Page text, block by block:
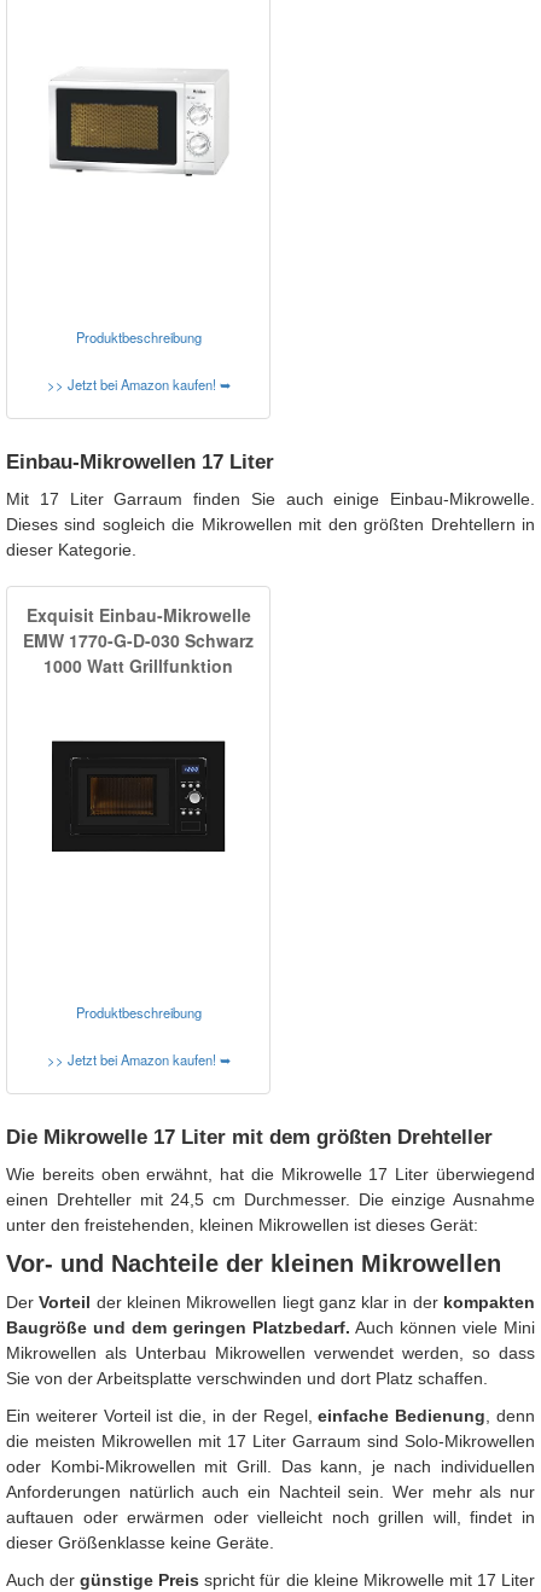
Produktbeschreibung
>> Jetzt bei Amazon kaufen! ➥
Einbau-Mikrowellen 17 Liter
Mit 17 Liter Garraum finden Sie auch einige Einbau-Mikrowelle.
Dieses sind sogleich die Mikrowellen mit den größten Drehtellern in
dieser Kategorie.
Exquisit Einbau-Mikrowelle
EMW 1770-G-D-030 Schwarz
1000 Watt Grillfunktion
Produktbeschreibung
>> Jetzt bei Amazon kaufen! ➥
Die Mikrowelle 17 Liter mit dem größten Drehteller
Wie bereits oben erwähnt, hat die Mikrowelle 17 Liter überwiegend
einen Drehteller mit 24,5 cm Durchmesser. Die einzige Ausnahme
unter den freistehenden, kleinen Mikrowellen ist dieses Gerät:
Vor- und Nachteile der kleinen Mikrowellen
DerVorteil der kleinen Mikrowellen liegt ganz klar in der kompakten
Baugröße und dem geringen Platzbedarf. Auch können viele Mini
Mikrowellen als Unterbau Mikrowellen verwendet werden, so dass
Sie von der Arbeitsplatte verschwinden und dort Platz schaffen.
Ein weiterer Vorteil ist die, in der Regel,einfache Bedienung, denn
die meisten Mikrowellen mit 17 Liter Garraum sind Solo-Mikrowellen
oder Kombi-Mikrowellen mit Grill. Das kann, je nach individuellen
Anforderungen natürlich auch ein Nachteil sein. Wer mehr als nur
auftauen oder erwärmen oder vielleicht noch grillen will, findet in
dieser Größenklasse keine Geräte.
Auch dergünstige Preis spricht für die kleine Mikrowelle mit 17 Liter